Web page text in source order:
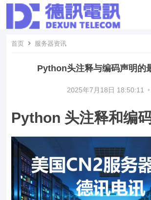
首页 服务器资讯
Python头注释与编码声明的
2025年7月18日 18:50:11 •
Python 头注释和编